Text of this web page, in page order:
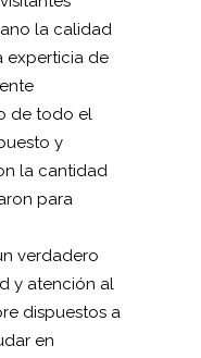
la calidad
experticia de
de todo el
y
la cantidad
para
verdadero
y atención al
dispuestos a
en